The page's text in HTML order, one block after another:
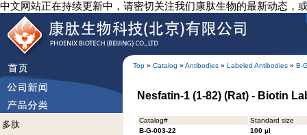
中文网站正在持续更新中，请密切关注我们康肽生物的最新动态，
Top » Catalog » Antibodies » Labeled Antibodies » B-
多肽
Nesfatin-1 (1-82) (Rat) - Biotin
Catalog#
Standard size
B-G-003-22
100 µl